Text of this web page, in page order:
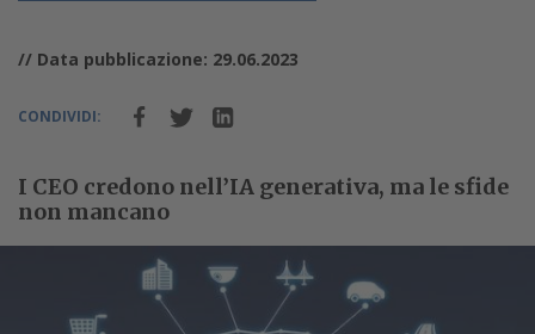
// Data pubblicazione: 29.06.2023
CONDIVIDI:
I CEO credono nell’IA generativa, ma le sfide
non mancano